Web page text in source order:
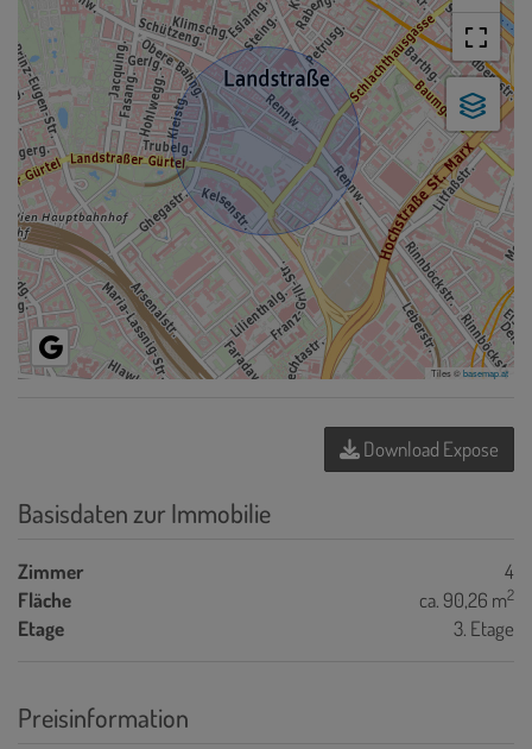
Tiles ©basemap.at
Download Expose
Basisdaten zur Immobilie
Zimmer
4
Fläche
ca. 90,26 m2
Etage 3. Etage
Preisinformation